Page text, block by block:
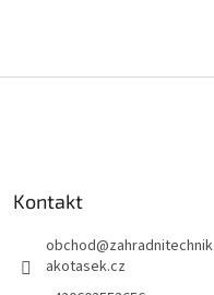
Kontakt
obchod@zahradnitechnik
akotasek.cz